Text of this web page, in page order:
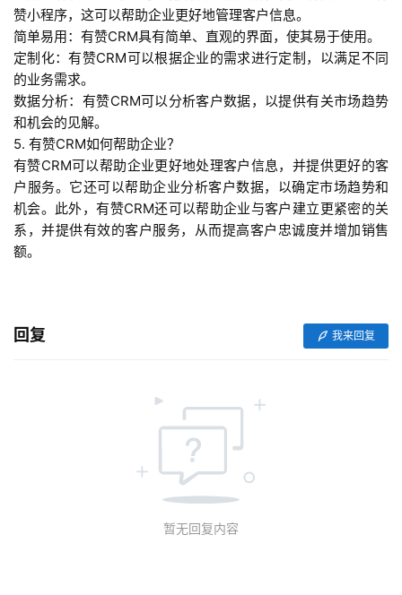
赞小程序，这可以帮助企业更好地管理客户信息。
简单易用：有赞CRM具有简单、直观的界面，使其易于使用。
定制化：有赞CRM可以根据企业的需求进行定制，以满足不同
的业务需求。
数据分析：有赞CRM可以分析客户数据，以提供有关市场趋势
和机会的见解。
5. 有赞CRM如何帮助企业？
有赞CRM可以帮助企业更好地处理客户信息，并提供更好的客
户服务。它还可以帮助企业分析客户数据，以确定市场趋势和
机会。此外，有赞CRM还可以帮助企业与客户建立更紧密的关
系，并提供有效的客户服务，从而提高客户忠诚度并增加销售
额。
回复 我来回复
暂无回复内容